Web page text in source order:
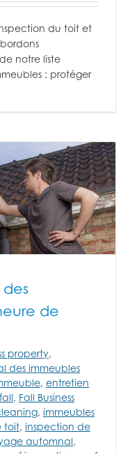
du toit et
notre liste
: protéger
de
property,
des immeubles
, entretien
fall, Fall Business
, immeubles
toit, inspection de
automnal,